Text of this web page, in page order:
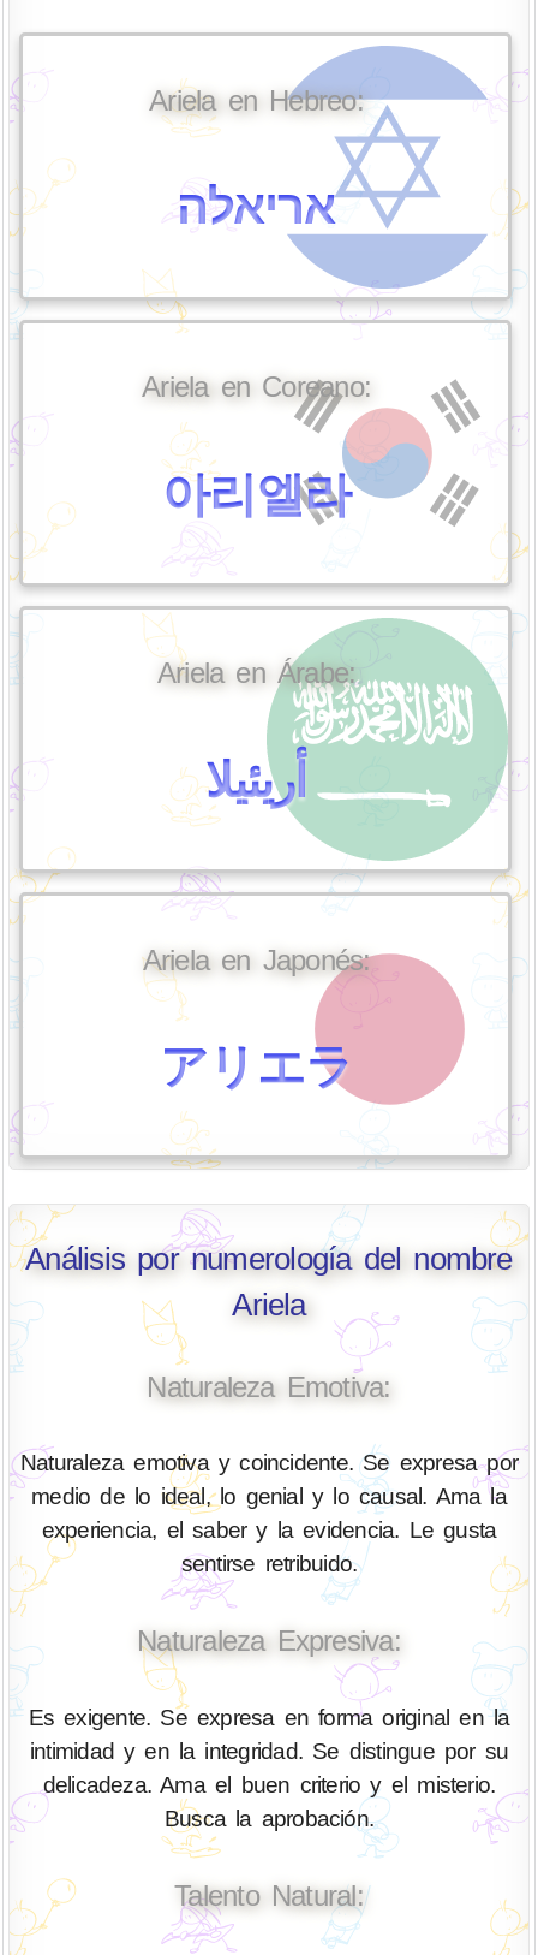
Ariela en Hebreo:
אריאלה
Ariela en Coreano:
아리엘라
Ariela en Árabe:
أريئيلا
Ariela en Japonés:
アリエラ
Análisis por numerología del nombre
Ariela
Naturaleza Emotiva:
Naturaleza emotiva y coincidente. Se expresa por
medio de lo ideal, lo genial y lo causal. Ama la
experiencia, el saber y la evidencia. Le gusta
sentirse retribuido.
Naturaleza Expresiva:
Es exigente. Se expresa en forma original en la
intimidad y en la integridad. Se distingue por su
delicadeza. Ama el buen criterio y el misterio.
Busca la aprobación.
Talento Natural: